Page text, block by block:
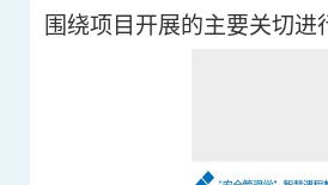
围绕项目开展的主要关切进